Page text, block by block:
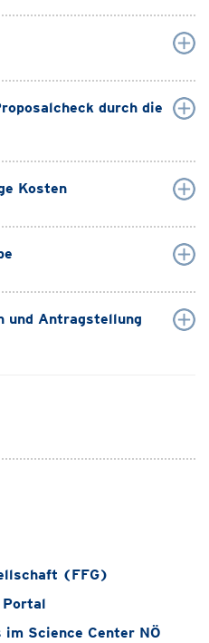
durch die
Kosten
und Antragstellung
(FFG)
Portal
im Science Center NÖ